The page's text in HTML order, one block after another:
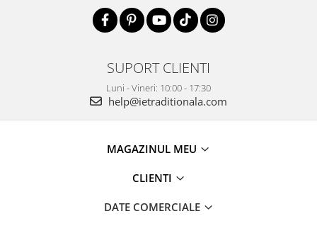
SUPORT CLIENTI
Luni - Vineri: 10:00 - 17:30
help@ietraditionala.com
MAGAZINUL MEU
CLIENTI
DATE COMERCIALE